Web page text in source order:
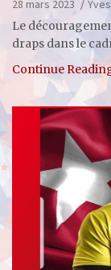
28 mars 2023
Le
draps dans le
Continue